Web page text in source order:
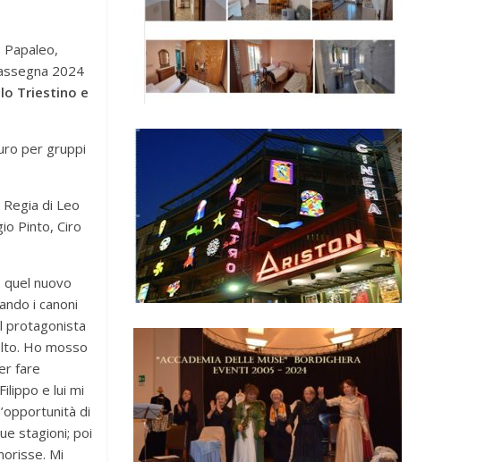
2024
Triestino e
per gruppi
di Leo
Pinto, Ciro
nuovo
i canoni
protagonista
Ho mosso
fare
e lui mi
di
stagioni; poi
Mi